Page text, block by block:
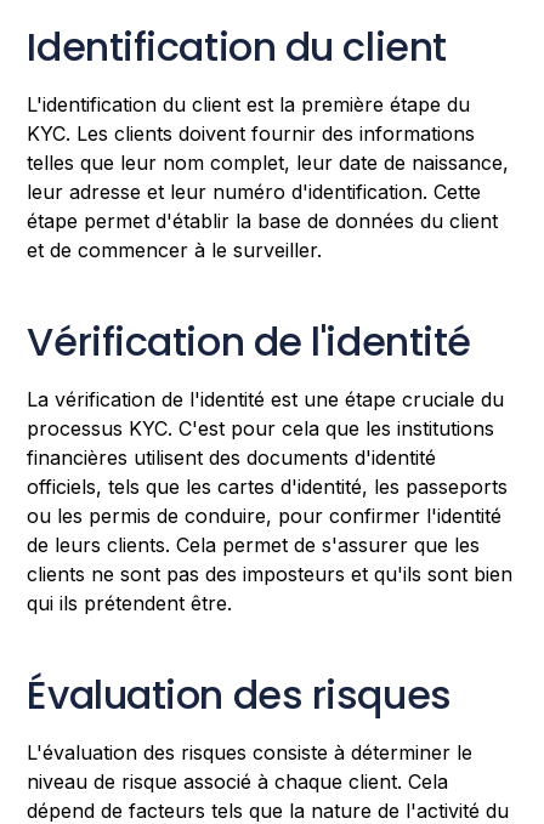
Identification du client
L'identification du client est la première étape du
KYC. Les clients doivent fournir des informations
telles que leur nom complet, leur date de naissance,
leur adresse et leur numéro d'identification. Cette
étape permet d'établir la base de données du client
et de commencer à le surveiller.
Vérification de l'identité
La vérification de l'identité est une étape cruciale du
processus KYC. C'est pour cela que les institutions
financières utilisent des documents d'identité
officiels, tels que les cartes d'identité, les passeports
ou les permis de conduire, pour confirmer l'identité
de leurs clients. Cela permet de s'assurer que les
clients ne sont pas des imposteurs et qu'ils sont bien
qui ils prétendent être.
Évaluation des risques
L'évaluation des risques consiste à déterminer le
niveau de risque associé à chaque client. Cela
dépend de facteurs tels que la nature de l'activité du